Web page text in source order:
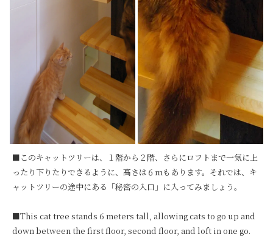
■このキャットツリーは、１階から２階、さらにロフトまで一気に上
ったり下りたりできるように、高さは６ｍもあります。それでは、キ
ャットツリーの途中にある「秘密の入口」に入ってみましょう。
■This cat tree stands 6 meters tall, allowing cats to go up and
down between the first floor, second floor, and loft in one go.